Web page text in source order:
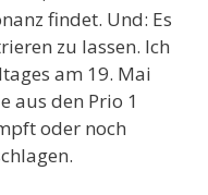
findet. Und: Es
zu lassen. Ich
am 19. Mai
aus den Prio 1
oder noch